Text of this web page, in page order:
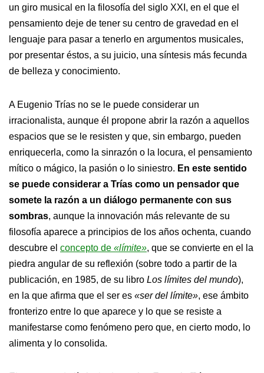
un giro musical en la filosofía del siglo XXI, en el que el
pensamiento deje de tener su centro de gravedad en el
lenguaje para pasar a tenerlo en argumentos musicales,
por presentar éstos, a su juicio, una síntesis más fecunda
de belleza y conocimiento.
A Eugenio Trías no se le puede considerar un
irracionalista, aunque él propone abrir la razón a aquellos
espacios que se le resisten y que, sin embargo, pueden
enriquecerla, como la sinrazón o la locura, el pensamiento
mítico o mágico, la pasión o lo siniestro. En este sentido
se puede considerar a Trías como un pensador que
somete la razón a un diálogo permanente con sus
sombras, aunque la innovación más relevante de su
filosofía aparece a principios de los años ochenta, cuando
descubre el concepto de «límite», que se convierte en el la
piedra angular de su reflexión (sobre todo a partir de la
publicación, en 1985, de su libro Los límites del mundo),
en la que afirma que el ser es «ser del límite», ese ámbito
fronterizo entre lo que aparece y lo que se resiste a
manifestarse como fenómeno pero que, en cierto modo, lo
alimenta y lo consolida.